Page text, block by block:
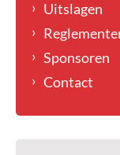
Uitslagen
Sponsoren
Contact